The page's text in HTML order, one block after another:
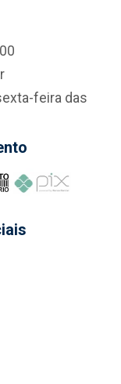
feira das